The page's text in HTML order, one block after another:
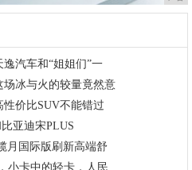
汽车和“姐姐们”一
冰与火的较量竟然意
价比SUV不能错过
亚迪宋PLUS
月国际版刷新高端舒
小卡中的轻卡，人民